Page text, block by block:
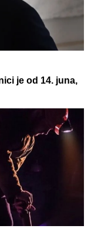
je od 14. juna,